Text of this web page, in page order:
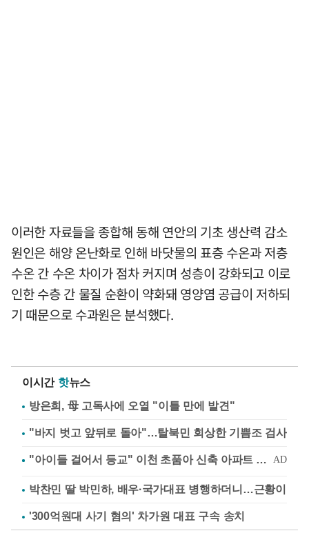
이러한 자료들을 종합해 동해 연안의 기초 생산력 감소
원인은 해양 온난화로 인해 바닷물의 표층 수온과 저층
수온 간 수온 차이가 점차 커지며 성층이 강화되고 이로
인한 수층 간 물질 순환이 약화돼 영양염 공급이 저하되
기 때문으로 수과원은 분석했다.
이시간 핫뉴스
방은희, 母 고독사에 오열 "이틀 만에 발견"
"바지 벗고 앞뒤로 돌아"…탈북민 회상한 기쁨조 검사
박찬민 딸 박민하, 배우·국가대표 병행하더니…근황이
'300억원대 사기 혐의' 차가원 대표 구속 송치